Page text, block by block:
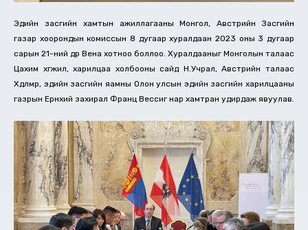
Эдийн засгийн хамтын ажиллагааны Монгол, Австрийн Засгийн
газар хоорондын комиссын 8 дугаар хуралдаан 2023 оны 3 дугаар
сарын 21-ний өдөр Вена хотноо боллоо. Хуралдааныг Монголын талаас
Цахим хөгжил, харилцаа холбооны сайд Н.Учрал, Австрийн талаас
Хөдөлмөр, эдийн засгийн яамны Олон улсын эдийн засгийн харилцааны
газрын Ерөнхий захирал Франц Вессиг нар хамтран удирдаж явуулав.